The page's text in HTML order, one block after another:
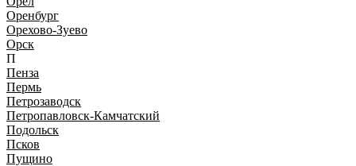
Оренбург
Орехово-Зуево
Орск
П
Пенза
Пермь
Петрозаводск
Петропавловск-Камчатский
Подольск
Псков
Пущино